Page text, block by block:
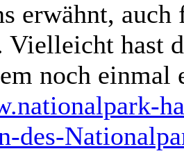
erwähnt,
Vielleicht hast
noch einmal
des-